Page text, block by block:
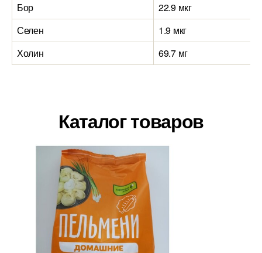
Бор
22.9 мкг
Селен
1.9 мкг
Холин
69.7 мг
Каталог товаров